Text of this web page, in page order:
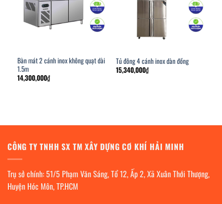
Bàn mát 2 cánh inox không quạt dài
1.5m
14,300,000₫
Tủ đông 4 cánh inox dàn đồng
15,340,000₫
CÔNG TY TNHH SX TM XÂY DỰNG CƠ KHÍ HẢI MINH
Trụ sở chính: 51/5 Phạm Văn Sáng, Tổ 12, Ấp 2, Xã Xuân Thới Thượng,
Huyện Hóc Môn, TP.HCM